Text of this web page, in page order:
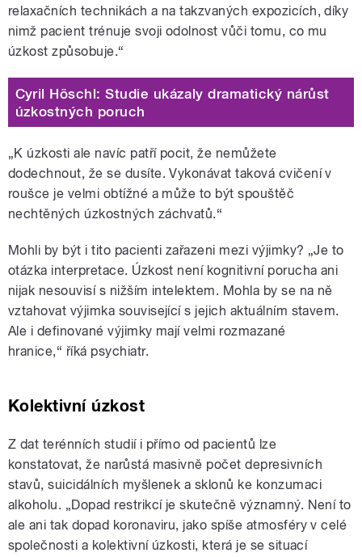
relaxačních technikách a na takzvaných expozicích, díky
nimž pacient trénuje svoji odolnost vůči tomu, co mu
úzkost způsobuje.“
Cyril Höschl: Studie ukázaly dramatický nárůst
úzkostných poruch
„K úzkosti ale navíc patří pocit, že nemůžete
dodechnout, že se dusíte. Vykonávat taková cvičení v
roušce je velmi obtížné a může to být spouštěč
nechtěných úzkostných záchvatů.“
Mohli by být i tito pacienti zařazeni mezi výjimky? „Je to
otázka interpretace. Úzkost není kognitivní porucha ani
nijak nesouvisí s nižším intelektem. Mohla by se na ně
vztahovat výjimka související s jejich aktuálním stavem.
Ale i definované výjimky mají velmi rozmazané
hranice,“ říká psychiatr.
Kolektivní úzkost
Z dat terénních studií i přímo od pacientů lze
konstatovat, že narůstá masivně počet depresivních
stavů, suicidálních myšlenek a sklonů ke konzumaci
alkoholu. „Dopad restrikcí je skutečně významný. Není to
ale ani tak dopad koronaviru, jako spíše atmosféry v celé
společnosti a kolektivní úzkosti, která je se situací